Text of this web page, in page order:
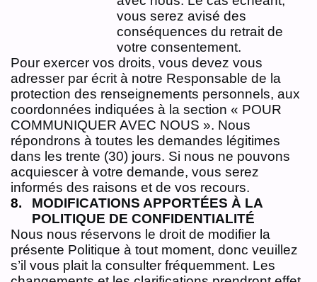
vous serez avisé des
conséquences du retrait de
votre consentement.
Pour exercer vos droits, vous devez vous
adresser par écrit à notre Responsable de la
protection des renseignements personnels, aux
coordonnées indiquées à la section « POUR
COMMUNIQUER AVEC NOUS ». Nous
répondrons à toutes les demandes légitimes
dans les trente (30) jours. Si nous ne pouvons
acquiescer à votre demande, vous serez
informés des raisons et de vos recours.
MODIFICATIONS APPORTÉES À LA
POLITIQUE DE CONFIDENTIALITÉ
Nous nous réservons le droit de modifier la
présente Politique à tout moment, donc veuillez
s’il vous plait la consulter fréquemment. Les